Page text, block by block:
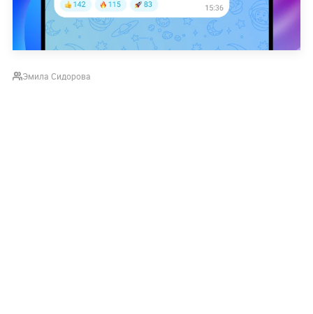
Эмила Сидорова